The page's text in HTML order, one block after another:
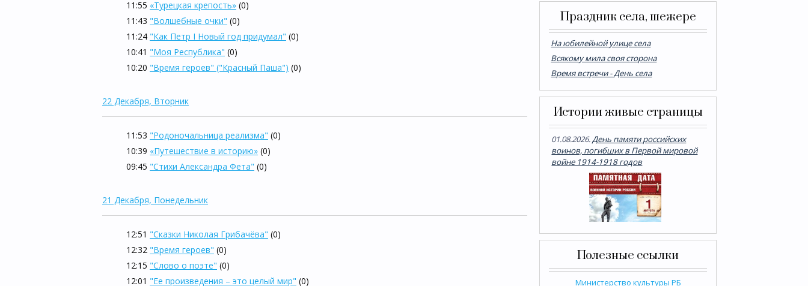
Праздник села, шежере
На юбилейной улице села
Всякому мила своя сторона
Время встречи - День села
Истории живые страницы
01.08.2026.День памяти российских
воинов, погибших в Первой мировой
войне 1914-1918 годов
Полезные ссылки
Министерство культуры РБ
11:55 «Турецкая крепость» (0)
11:43 "Волшебные очки" (0)
11:24 "Как Петр I Новый год придумал" (0)
10:41 "Моя Республика" (0)
10:20 "Время героев" ("Красный Паша") (0)
22 Декабря, Вторник
11:53 "Родоночальница реализма" (0)
10:39 «Путешествие в историю» (0)
09:45 "Стихи Александра Фета" (0)
21 Декабря, Понедельник
12:51 "Сказки Николая Грибачёва" (0)
12:32 "Время героев" (0)
12:15 "Слово о поэте" (0)
12:01 "Ее произведения – это целый мир" (0)